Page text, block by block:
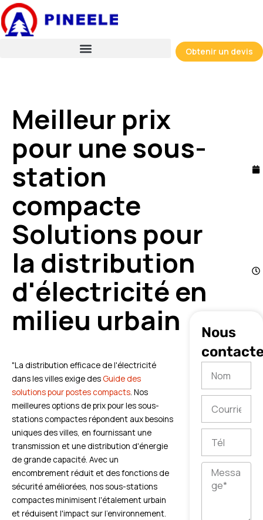
Skip
to
content
Obtenir un devis
Meilleur prix
pour une sous-
station
compacte
Solutions pour
la distribution
d'électricité en
milieu urbain
"La distribution efficace de l'électricité
dans les villes exige des Guide des
solutions pour postes compacts. Nos
meilleures options de prix pour les sous-
stations compactes répondent aux besoins
uniques des villes, en fournissant une
transmission et une distribution d'énergie
de grande capacité. Avec un
encombrement réduit et des fonctions de
sécurité améliorées, nos sous-stations
compactes minimisent l'étalement urbain
et réduisent l'impact sur l'environnement.
Nous
Message